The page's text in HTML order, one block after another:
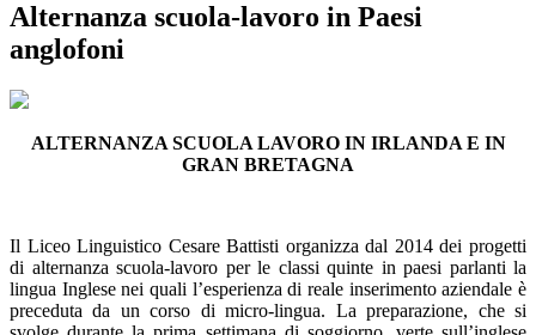
Alternanza scuola-lavoro in Paesi
anglofoni
ALTERNANZA SCUOLA LAVORO IN IRLANDA E IN
GRAN BRETAGNA
Il Liceo Linguistico Cesare Battisti organizza dal 2014 dei progetti
di alternanza scuola-lavoro per le classi quinte in paesi parlanti la
lingua Inglese nei quali l’esperienza di reale inserimento aziendale è
preceduta da un corso di micro-lingua. La preparazione, che si